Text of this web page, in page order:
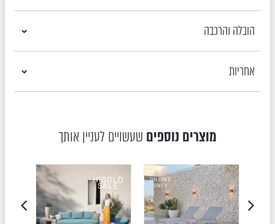
הובלה והרכבה
אחריות
מוצרים נוספים שעשויים לעניין אותך
ONLINE
ONLY
HIGOLD
SALE